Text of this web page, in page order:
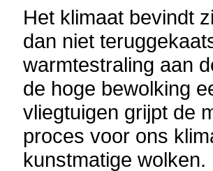
Het klimaat bevindt
dan niet
warmtestraling aan
de hoge bewolking
vliegtuigen grijpt de
proces voor ons
kunstmatige